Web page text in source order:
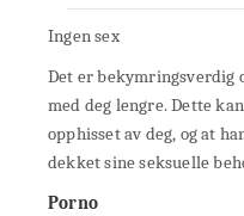
Ingen sex
Det er bekymringsverdig
med deg lengre. Dette
opphisset av deg, og at
dekket sine seksuelle
Porno